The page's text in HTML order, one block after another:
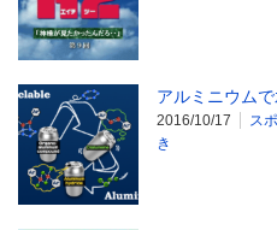
アルミニウム
2016/10/17 ス
き